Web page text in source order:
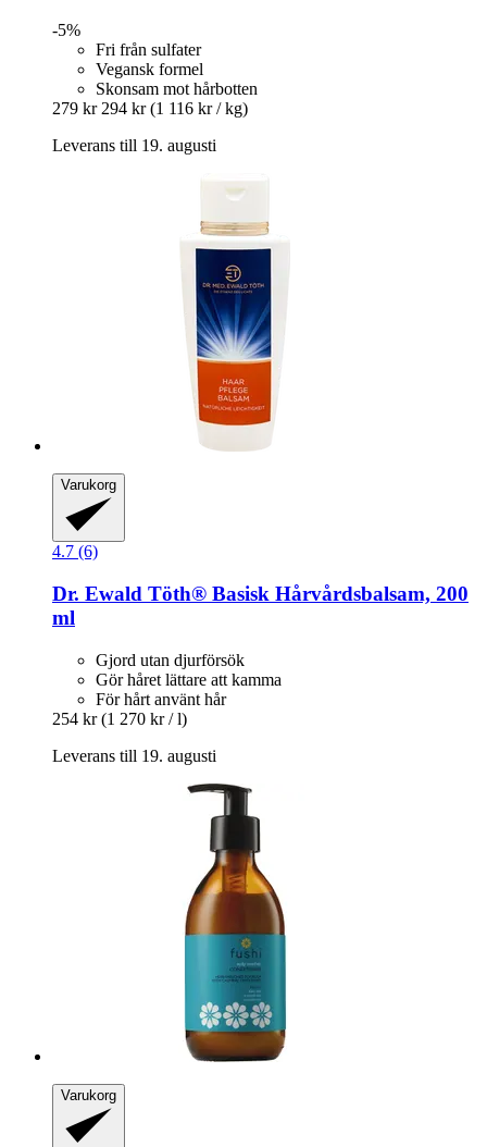
-5%
Fri från sulfater
Vegansk formel
Skonsam mot hårbotten
279 kr 294 kr (1 116 kr / kg)
Leverans till 19. augusti
Varukorg
4.7 (6)
Dr. Ewald Töth® Basisk Hårvårdsbalsam, 200
ml
Gjord utan djurförsök
Gör håret lättare att kamma
För hårt använt hår
254 kr (1 270 kr / l)
Leverans till 19. augusti
Varukorg